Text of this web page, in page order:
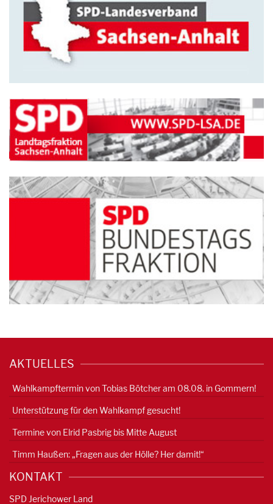
AKTUELLES
Wahlkampftermin von Tobias Bötcher am 08.08. in Gommern!
Unterstützung für den Wahlkampf gesucht!
Termine von Elrid Pasbrig bis Mitte August
Timm Haußen: „Fragen aus der Hölle? Her damit!“
KONTAKT
SPD Jerichower Land